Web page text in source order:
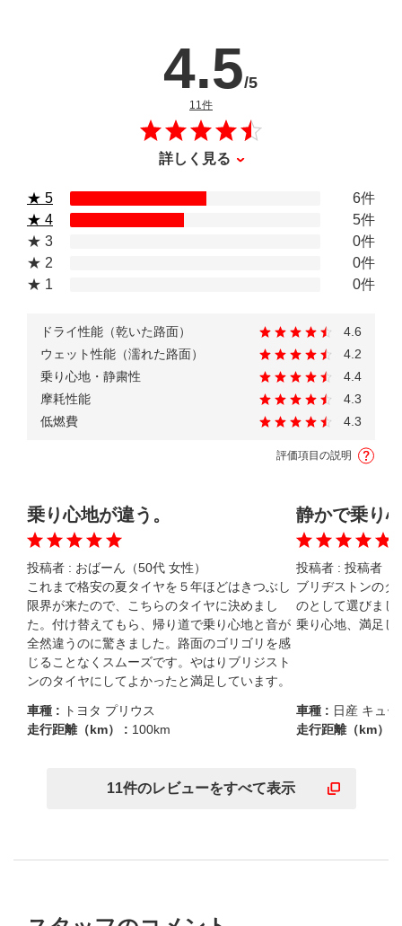
11件のレビュー
4.5/5
詳しく見る
★ 5
6件
★ 4
5件
★ 3
0件
★ 2
0件
★ 1
0件
ドライ性能（乾いた路面）
4.6
ウェット性能（濡れた路面）
4.2
乗り心地・静粛性
4.4
摩耗性能
4.3
低燃費
4.3
評価項目の説明
乗り心地が違う。
投稿者 : おばーん（50代 女性）
これまで格安の夏タイヤを５年ほどはきつぶし
限界が来たので、こちらのタイヤに決めまし
た。付け替えてもら、帰り道で乗り心地と音が
全然違うのに驚きました。路面のゴリゴリを感
じることなくスムーズです。やはりブリジスト
ンのタイヤにしてよかったと満足しています。
車種 :
トヨタ プリウス
走行距離（km） : 100km
静かで乗り
投稿者 : 投稿者（
ブリヂストンのタ
のとして選びまし
乗り心地、満足し
車種 : 日産 キュー
走行距離（km） :
11件のレビューをすべて表示